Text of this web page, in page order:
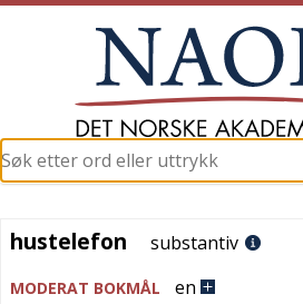
hustelefon
hustelefon substantiv
MODERAT BOKMÅL en